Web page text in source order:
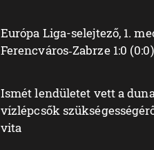
Európa Liga-selejtező, 1.
Ferencváros‑Zabrze 1:0 (0:0)
Ismét lendületet vett a
vízlépcsők
vita